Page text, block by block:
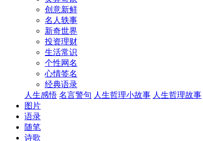
创意新鲜
名人轶事
新奇世界
投资理财
生活常识
个性网名
心情签名
经典语录
人生感悟 名言警句 人生哲理小故事 人生哲理故事
图片
语录
随笔
诗歌